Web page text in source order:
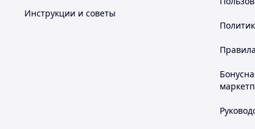
Инструкции и советы